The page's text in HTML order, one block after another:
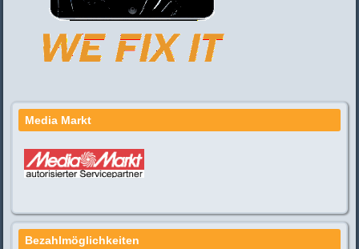
Media Markt
Bezahlmöglichkeiten